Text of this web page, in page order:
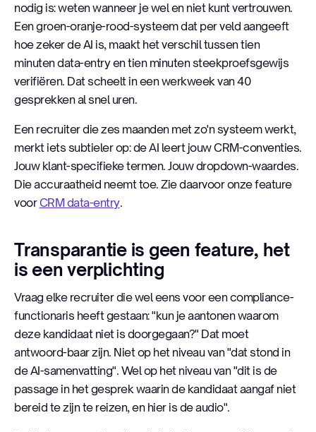
nodig is: weten wanneer je wel en niet kunt vertrouwen.
Een groen-oranje-rood-systeem dat per veld aangeeft
hoe zeker de AI is, maakt het verschil tussen tien
minuten data-entry en tien minuten steekproefsgewijs
verifiëren. Dat scheelt in een werkweek van 40
gesprekken al snel uren.
Een recruiter die zes maanden met zo'n systeem werkt,
merkt iets subtieler op: de AI leert jouw CRM-conventies.
Jouw klant-specifieke termen. Jouw dropdown-waardes.
Die accuraatheid neemt toe. Zie daarvoor onze feature
voorCRM data-entry.
Transparantie is geen feature, het
is een verplichting
Vraag elke recruiter die wel eens voor een compliance-
functionaris heeft gestaan: "kun je aantonen waarom
deze kandidaat niet is doorgegaan?" Dat moet
antwoord-baar zijn. Niet op het niveau van "dat stond in
de AI-samenvatting". Wel op het niveau van "dit is de
passage in het gesprek waarin de kandidaat aangaf niet
bereid te zijn te reizen, en hier is de audio".